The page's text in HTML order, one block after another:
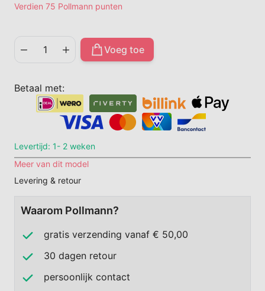
Verdien 75 Pollmann punten
Voeg toe
Betaal met:
Levertijd: 1- 2 weken
Meer van dit model
Levering & retour
Waarom Pollmann?
gratis verzending vanaf € 50,00
30 dagen retour
persoonlijk contact